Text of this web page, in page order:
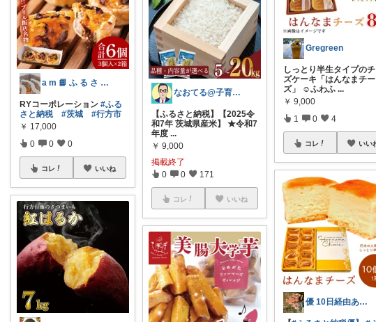
a m 📘 ふ る さ と 納 税 本
RYコーポレーション #ふる
さと納税
#茨城
#行方市
￥ 17,000
0 0 0
コレ いいね
なおてる@子育て共働き いつもTHX🙏
【ふるさと納税】【2025令
和7年 茨城県産米】 ★令和7
年度 ...
￥ 9,000
掲載終了
0 0 171
コレ いいね
Gregreen
しっとり半生タイプの
ズケーキ「はんなまチー
ズ」 ☺️ふわふ ...
￥ 9,000
1 0 4
コレ いい
優 10日経由ありがとうございます